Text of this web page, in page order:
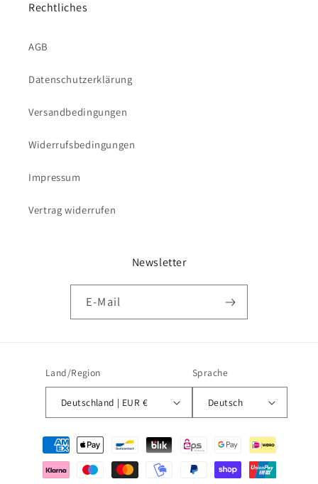
Rechtliches
AGB
Datenschutzerklärung
Versandbedingungen
Widerrufsbedingungen
Impressum
Vertrag widerrufen
Newsletter
E-Mail
Land/Region
Deutschland | EUR €
Sprache
Deutsch
Zahlungsmethoden